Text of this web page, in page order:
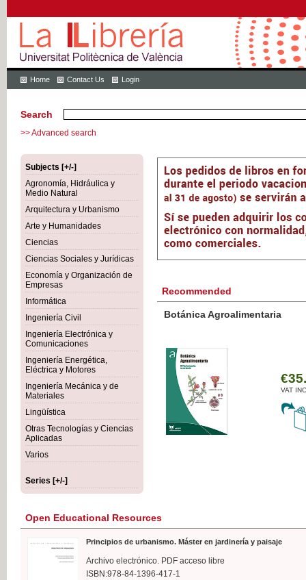
Home Contact Us Login
Search
>> Advanced search
Subjects [+/-]
Agronomía, Hidráulica y
Medio Natural
Arquitectura y Urbanismo
Arte y Humanidades
Ciencias
Ciencias Sociales y Jurídicas
Economía y Organización de
Empresas
Informática
Ingeniería Civil
Ingeniería Electrónica y
Comunicaciones
Ingeniería Energética,
Eléctrica y Motores
Ingeniería Mecánica y de
Materiales
Lingüística
Otras Tecnologías y Ciencias
Aplicadas
Varios
Series [+/-]
Recommended
Botánica Agroalimentaria
VAT
Open Educational Resources
Principios de urbanismo. Máster en jardinería y paisaje
Archivo electrónico. PDF acceso libre
ISBN:978-84-1396-417-1